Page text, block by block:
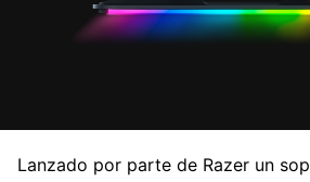
Lanzado por parte de Razer un